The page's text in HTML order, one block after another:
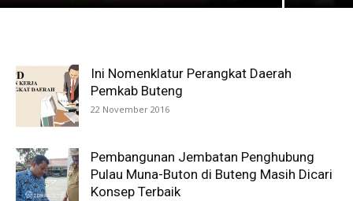
Ini Nomenklatur Perangkat Daerah
Pemkab Buteng
22 November 2016
Pembangunan Jembatan Penghubung
Pulau Muna-Buton di Buteng Masih Dicari
Konsep Terbaik